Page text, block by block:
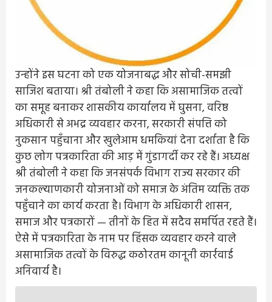
उन्होंने इस घटना को एक योजनाबद्ध और सोची-समझी
साजिश बताया। श्री तंबोली ने कहा कि असामाजिक तत्वों
का समूह बनाकर शासकीय कार्यालय में घुसना, वरिष्ठ
अधिकारी से अभद्र व्यवहार करना, सरकारी संपत्ति को
नुकसान पहुँचाना और खुलेआम धमकियां देना दर्शाता है कि
कुछ लोग पत्रकारिता की आड़ में गुंडागर्दी कर रहे हैं। अध्यक्ष
श्री तंबोली ने कहा कि जनसंपर्क विभाग राज्य सरकार की
जनकल्याणकारी योजनाओं को समाज के अंतिम व्यक्ति तक
पहुँचाने का कार्य करता है। विभाग के अधिकारी शासन,
समाज और पत्रकारों — तीनों के हित में सदैव समर्पित रहते हैं।
ऐसे में पत्रकारिता के नाम पर हिंसक व्यवहार करने वाले
असामाजिक तत्वों के विरुद्ध कठोरतम कानूनी कार्रवाई
अनिवार्य है।